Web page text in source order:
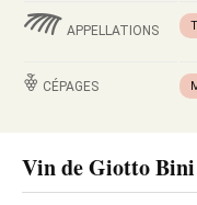
APPELLATIONS
CÉPAGES
Vin de Giotto Bini